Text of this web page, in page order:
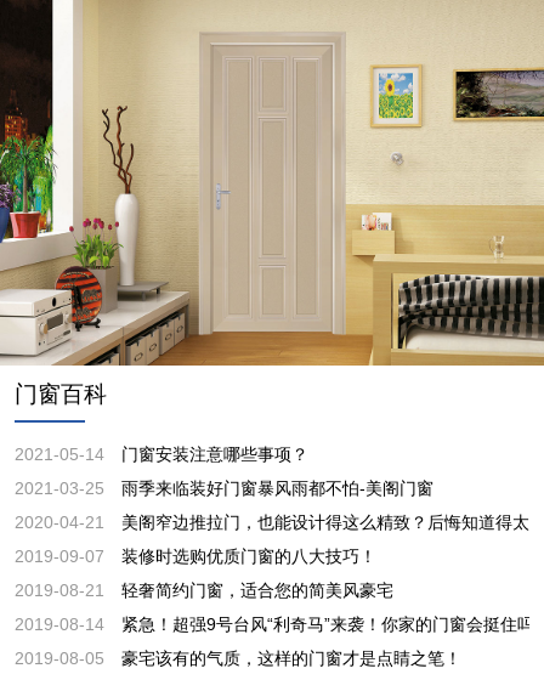
门窗百科
2021-05-14
门窗安装注意哪些事项？
2021-03-25
雨季来临装好门窗暴风雨都不怕-美阁门窗
2020-04-21
美阁窄边推拉门，也能设计得这么精致？后悔知道得太
2019-09-07
装修时选购优质门窗的八大技巧！
2019-08-21
轻奢简约门窗，适合您的简美风豪宅
2019-08-14
紧急！超强9号台风“利奇马”来袭！你家的门窗会挺住吗
2019-08-05
豪宅该有的气质，这样的门窗才是点睛之笔！